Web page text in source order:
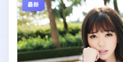
最新